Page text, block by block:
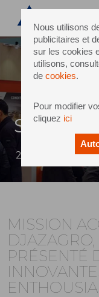
Nous utilisons
publicitaires et
sur les cookies
utilisons,
de cookies.
Pour modifier
cliquez ici
Sidel at
25 avril 2018
MISSION
PRÉSENTÉ